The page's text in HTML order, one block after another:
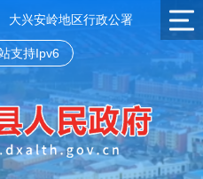
大兴安岭地区行政公署
支持Ipv6